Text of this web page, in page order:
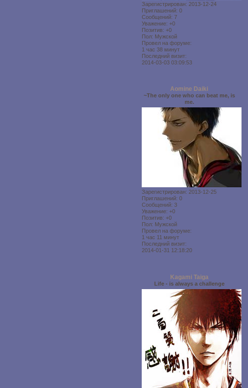
Зарегистрирован: 2013-12-24
Приглашений: 0
Сообщений: 7
Уважение: +0
Позитив: +0
Пол: Мужской
Провел на форуме:
1 час 38 минут
Последний визит:
2014-03-03 03:09:53
Aomine Daiki
~The only one who can beat me, is
me.
Зарегистрирован: 2013-12-25
Приглашений: 0
Сообщений: 3
Уважение: +0
Позитив: +0
Пол: Мужской
Провел на форуме:
1 час 11 минут
Последний визит:
2014-01-31 12:18:20
Kagami Taiga
Life - is always a challenge